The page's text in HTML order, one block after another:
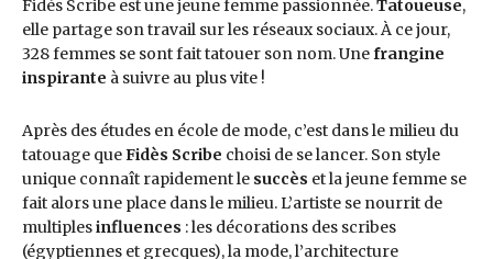
Fidès Scribe est une jeune femme passionnée.Tatoueuse,
elle partage son travail sur les réseaux sociaux. À ce jour,
328 femmes se sont fait tatouer son nom. Unefrangine
inspirante à suivre au plus vite !
Après des études en école de mode, c’est dans le milieu du
tatouage queFidès Scribe choisi de se lancer. Son style
unique connaît rapidement le succès et la jeune femme se
fait alors une place dans le milieu. L’artiste se nourrit de
multiplesinfluences : les décorations des scribes
(égyptiennes et grecques), la mode, l’architecture